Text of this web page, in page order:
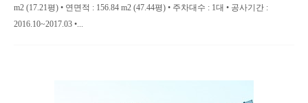
m2 (17.21평) • 연면적 : 156.84 m2 (47.44평) • 주차대수 : 1대 • 공사기간 :
2016.10~2017.03 •...